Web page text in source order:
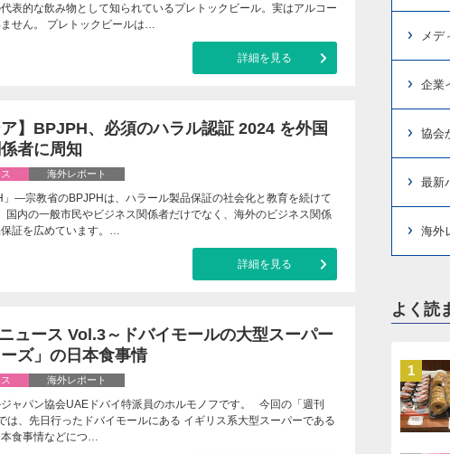
表的な飲み物として知られているプレトックビール。実はアルコー
せん。 プレトックビールは…
詳細を見る
ア】BPJPH、必須のハラル認証 2024 を外国
者に周知
海外レポート
」—宗教省のBPJPHは、ハラール製品保証の社会化と教育を続けて
国内の一般市民やビジネス関係者だけでなく、海外のビジネス関係
証を広めています。…
詳細を見る
ュース Vol.3～ドバイモールの大型スーパー
ーズ」の日本食事情
海外レポート
ジャパン協会UAEドバイ特派員のホルモノフです。 今回の「週刊
は、先日行ったドバイモールにある イギリス系大型スーパーである
食事情などにつ…
メデ
企業
協会
最新
海外
よく読
1